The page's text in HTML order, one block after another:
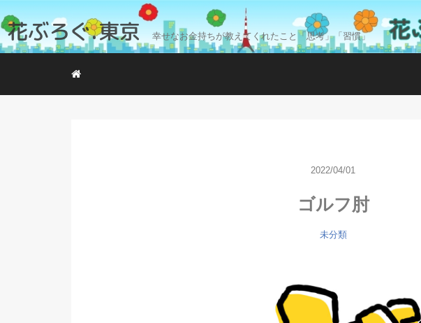
花ぶろぐ.東京 幸せなお金持ちが教えてくれたこと「思考」「習慣」
2022/04/01
ゴルフ肘
未分類